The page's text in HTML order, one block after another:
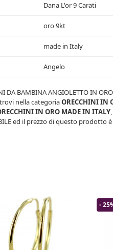
Dana L'or 9 Carati
oro 9kt
made in Italy
Angelo
DA BAMBINA ANGIOLETTO IN
nella categoriaORECCHINI IN
IN ORO MADE IN ITALY
ed il prezzo di questo prodotto è
-